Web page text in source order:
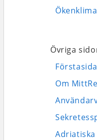
Övriga
Om